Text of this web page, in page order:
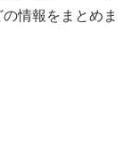
情報をまとめま